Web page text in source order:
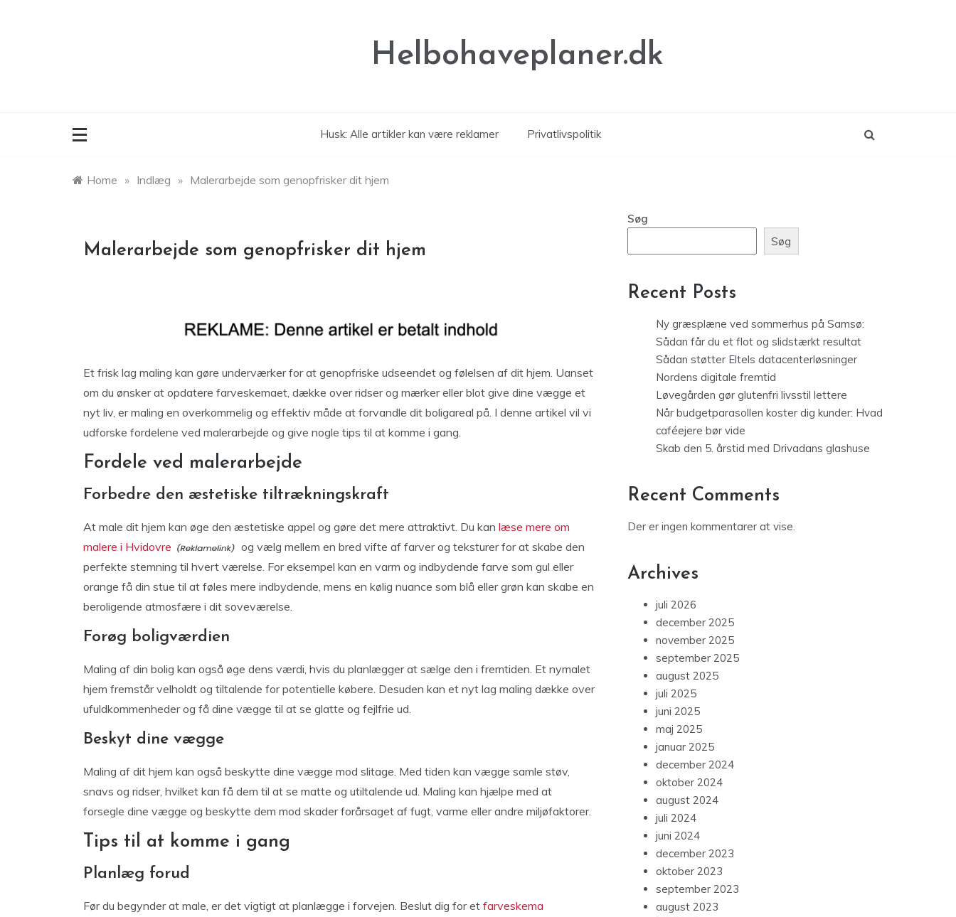
Helbohaveplaner.dk
Husk: Alle artikler kan være reklamer Privatlivspolitik
Home » Indlæg » Malerarbejde som genopfrisker dit hjem
Malerarbejde som genopfrisker dit hjem
Et frisk lag maling kan gøre underværker for at genopfriske udseendet og følelsen af ​​dit hjem. Uanset
om du ønsker at opdatere farveskemaet, dække over ridser og mærker eller blot give dine vægge et
nyt liv, er maling en overkommelig og effektiv måde at forvandle dit boligareal på. I denne artikel vil vi
udforske fordelene ved malerarbejde og give nogle tips til at komme i gang.
Fordele ved malerarbejde
Forbedre den æstetiske tiltrækningskraft
At male dit hjem kan øge den æstetiske appel og gøre det mere attraktivt. Du kan læse mere om
malere i Hvidovre
og vælg mellem en bred vifte af farver og teksturer for at skabe den
perfekte stemning til hvert værelse. For eksempel kan en varm og indbydende farve som gul eller
orange få din stue til at føles mere indbydende, mens en kølig nuance som blå eller grøn kan skabe en
beroligende atmosfære i dit soveværelse.
Forøg boligværdien
Maling af din bolig kan også øge dens værdi, hvis du planlægger at sælge den i fremtiden. Et nymalet
hjem fremstår velholdt og tiltalende for potentielle købere. Desuden kan et nyt lag maling dække over
ufuldkommenheder og få dine vægge til at se glatte og fejlfrie ud.
Beskyt dine vægge
Maling af dit hjem kan også beskytte dine vægge mod slitage. Med tiden kan vægge samle støv,
snavs og ridser, hvilket kan få dem til at se matte og utiltalende ud. Maling kan hjælpe med at
forsegle dine vægge og beskytte dem mod skader forårsaget af fugt, varme eller andre miljøfaktorer.
Tips til at komme i gang
Planlæg forud
Før du begynder at male, er det vigtigt at planlægge i forvejen. Beslut dig for et farveskema
Søg
Søg
Recent Posts
Ny græsplæne ved sommerhus på Samsø:
Sådan får du et flot og slidstærkt resultat
Sådan støtter Eltels datacenterløsninger
Nordens digitale fremtid
Løvegården gør glutenfri livsstil lettere
Når budgetparasollen koster dig kunder: Hvad
caféejere bør vide
Skab den 5. årstid med Drivadans glashuse
Recent Comments
Der er ingen kommentarer at vise.
Archives
juli 2026
december 2025
november 2025
september 2025
august 2025
juli 2025
juni 2025
maj 2025
januar 2025
december 2024
oktober 2024
august 2024
juli 2024
juni 2024
december 2023
oktober 2023
september 2023
august 2023